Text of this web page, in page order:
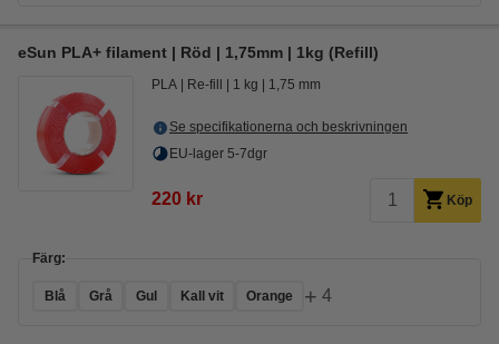
eSun PLA+ filament | Röd | 1,75mm | 1kg (Refill)
PLA Re-fill 1 kg 1,75 mm
Se specifikationerna och beskrivningen
EU-lager 5-7dgr
220 kr Köp
Färg:
Blå Grå Gul Kall vit Orange + 4